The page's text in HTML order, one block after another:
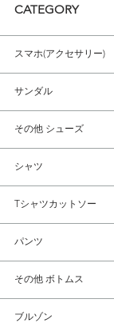
CATEGORY
スマホ(アクセサリー)
サンダル
その他 シューズ
シャツ
Tシャツカットソー
パンツ
その他 ボトムス
ブルゾン